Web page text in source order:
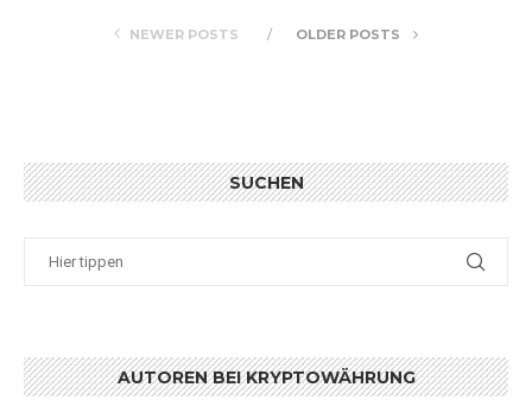
NEWER POSTS OLDER POSTS
SUCHEN
AUTOREN BEI KRYPTOWÄHRUNG